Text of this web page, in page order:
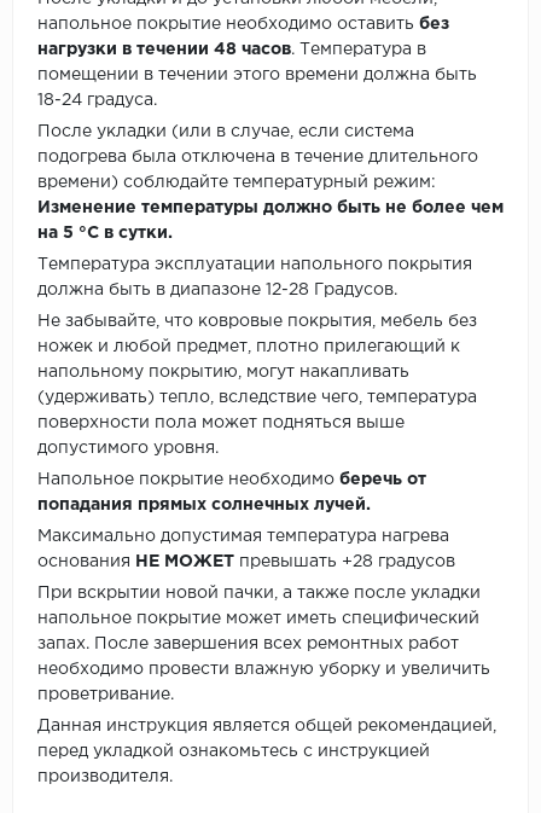
напольное покрытие необходимо оставить без
нагрузки в течении 48 часов. Температура в
помещении в течении этого времени должна быть
18-24 градуса.
После укладки (или в случае, если система
подогрева была отключена в течение длительного
времени) соблюдайте температурный режим:
Изменение температуры должно быть не более чем
на 5 °C в сутки.
Температура эксплуатации напольного покрытия
должна быть в диапазоне 12-28 Градусов.
Не забывайте, что ковровые покрытия, мебель без
ножек и любой предмет, плотно прилегающий к
напольному покрытию, могут накапливать
(удерживать) тепло, вследствие чего, температура
поверхности пола может подняться выше
допустимого уровня.
Напольное покрытие необходимо беречь от
попадания прямых солнечных лучей.
Максимально допустимая температура нагрева
основания
НЕ МОЖЕТ превышать +28 градусов
При вскрытии новой пачки, а также после укладки
напольное покрытие может иметь специфический
запах. После завершения всех ремонтных работ
необходимо провести влажную уборку и увеличить
проветривание.
Данная инструкция является общей рекомендацией,
перед укладкой ознакомьтесь с инструкцией
производителя.